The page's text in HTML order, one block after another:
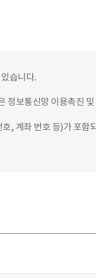
습니다.
정보통신망 이용촉진
, 계좌 번호 등)가 포